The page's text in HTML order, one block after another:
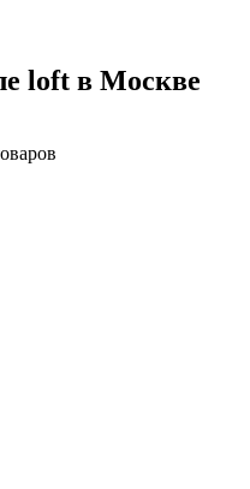
loft в Москве